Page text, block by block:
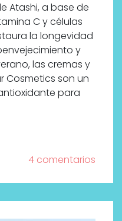
Atashi, a base de
C y células
la longevidad
y
las cremas y
Cosmetics son un
para
4 comentarios